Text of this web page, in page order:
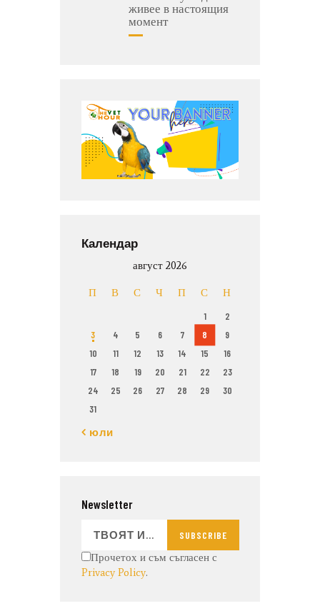
живее в настоящия
момент
Календар
август 2026
П В С Ч П С Н
1
2
3
4 5 6 7 8
9
10
11 12 13 14 15
16
17
18 19 20 21 22
23
24
25 26 27 28 29
30
31
« юли
Newsletter
SUBSCRIBE
Прочетох и съм съгласен с
Privacy Policy.